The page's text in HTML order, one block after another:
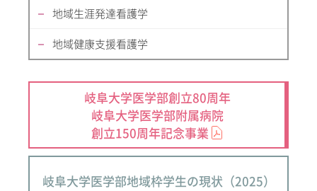
地域生涯発達看護学
地域健康支援看護学
岐阜大学医学部創立80周年
岐阜大学医学部附属病院
創立150周年記念事業
岐阜大学医学部地域枠学生の現状（2025）